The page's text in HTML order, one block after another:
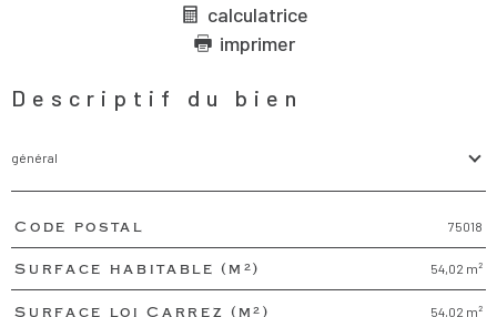
calculatrice
imprimer
Descriptif du bien
général
TRAD_PAMPERO_Caracteristique
Code postal 75018
Surface habitable (m²) 54,02 m²
Surface loi Carrez (m²) 54,02 m²